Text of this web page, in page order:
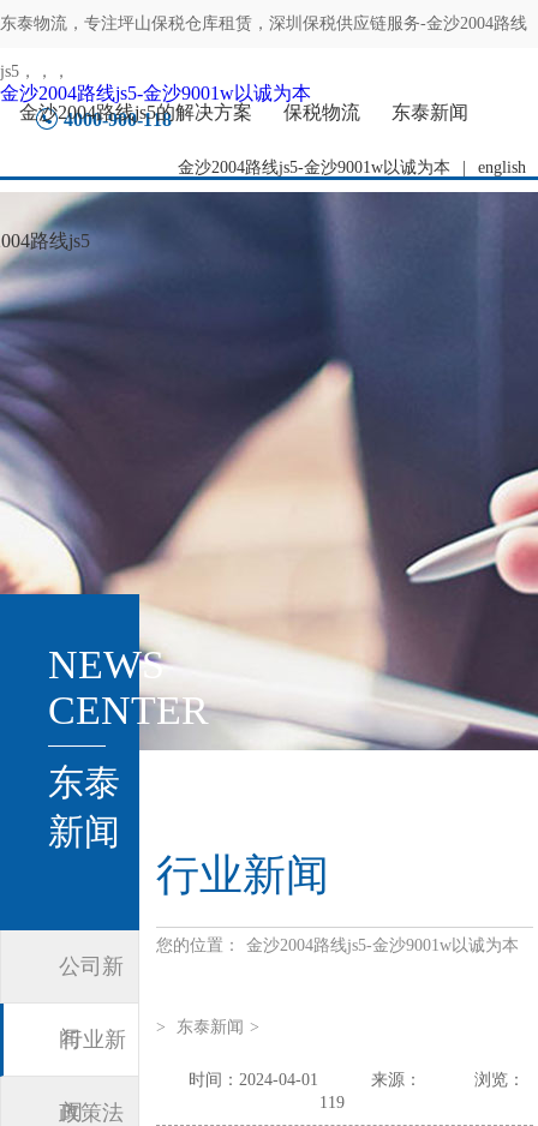
东泰物流，专注坪山保税仓库租赁，深圳保税供应链服务-金沙2004路线
js5 ，，，
4000-900-118
金沙2004路线js5-金沙9001w以诚为本 english
金沙2004路线js5-金沙9001w以诚为本
金沙2004路线js5的解决方案
保税物流 东泰新闻
路线js5
NEWS
CENTER
东泰
新闻
公司新
闻
行业新
闻
政策法
行业新闻
您的位置： 金沙2004路线js5-金沙9001w以诚为本
> 东泰新闻 >
时间：2024-04-01 来源：
浏览：
119